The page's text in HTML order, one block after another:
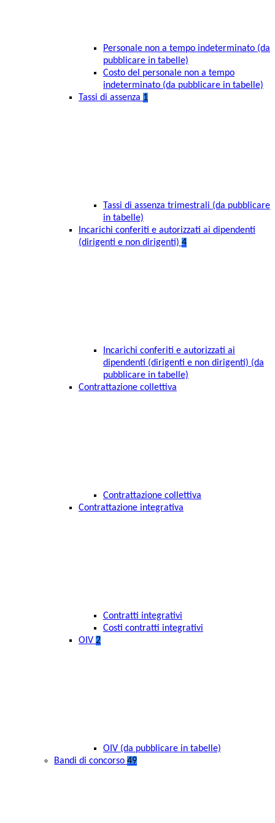
Personale non a tempo indeterminato (da
pubblicare in tabelle)
Costo del personale non a tempo
indeterminato (da pubblicare in tabelle)
Tassi di assenza 1
Tassi di assenza trimestrali (da pubblicare
in tabelle)
Incarichi conferiti e autorizzati ai dipendenti
(dirigenti e non dirigenti) 4
Incarichi conferiti e autorizzati ai
dipendenti (dirigenti e non dirigenti) (da
pubblicare in tabelle)
Contrattazione collettiva
Contrattazione collettiva
Contrattazione integrativa
Contratti integrativi
Costi contratti integrativi
OIV 2
OIV (da pubblicare in tabelle)
Bandi di concorso 49